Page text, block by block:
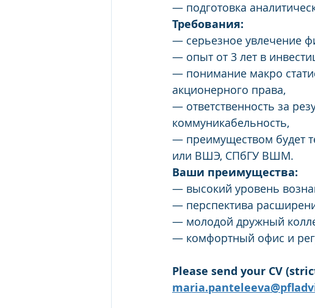
— подготовка
Требования:
— серьезное увлечение
— опыт от 3 лет в
— понимание макро
акционерного права,
— ответственность за
коммуникабельность,
— преимуществом будет
или ВШЭ, СПбГУ ВШМ.
Ваши преимущества:
— высокий уровень
— перспектива
— молодой дружный
— комфортный офис и
Please send your CV